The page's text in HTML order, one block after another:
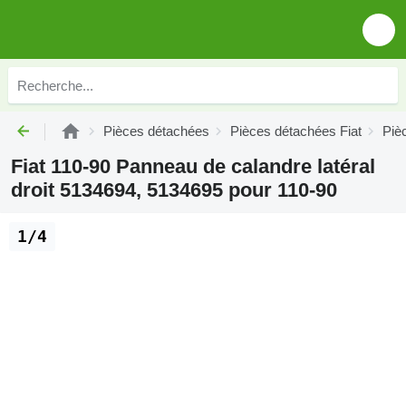
Pièces détachées Pièces détachées Fiat
Fiat 110-90 Panneau de calandre latéral
droit 5134694, 5134695 pour 110-90
1/4